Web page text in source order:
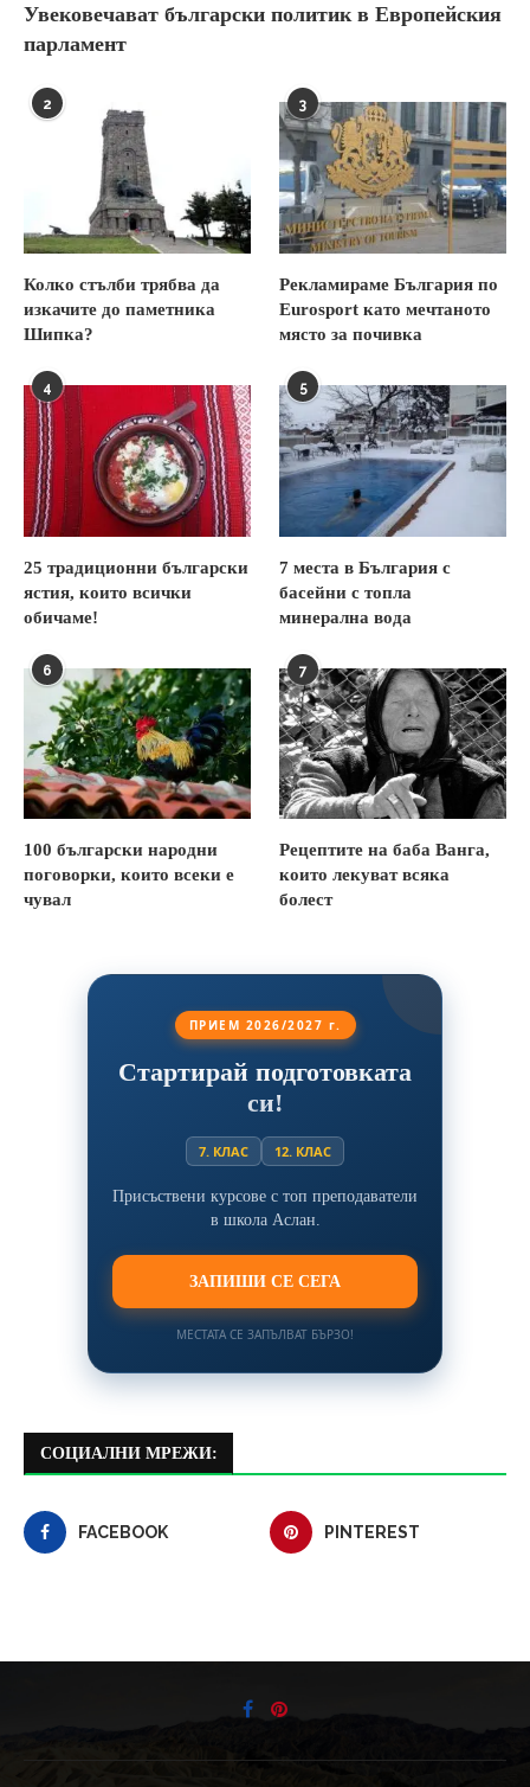
Увековечават български политик в Европейския
парламент
2
Колко стълби трябва да
изкачите до паметника
Шипка?
3
Рекламираме България по
Eurosport като мечтаното
място за почивка
4
25 традиционни български
ястия, които всички
обичаме!
5
7 места в България с
басейни с топла
минерална вода
6
100 български народни
поговорки, които всеки е
чувал
7
Рецептите на баба Ванга,
които лекуват всяка
болест
ПРИЕМ 2026/2027 г.
Стартирай подготовката
си!
7. КЛАС 12. КЛАС
Присъствени курсове с топ преподаватели
в школа Аслан.
ЗАПИШИ СЕ СЕГА
МЕСТАТА СЕ ЗАПЪЛВАТ БЪРЗО!
СОЦИАЛНИ МРЕЖИ:
FACEBOOK PINTEREST